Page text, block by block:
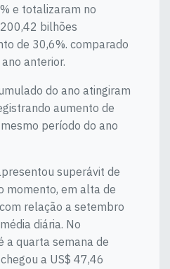
e totalizaram no
bilhões
de 30,6%. comparado
anterior.
do ano atingiram
aumento de
período do ano
superávit de
momento, em alta de
relação a setembro
diária. No
a quarta semana de
a US$ 47,46